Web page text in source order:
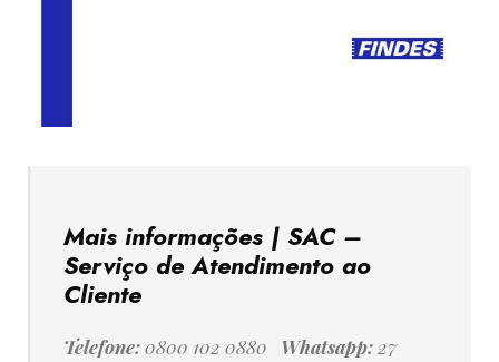
Mais informações | SAC –
Serviço de Atendimento ao
Cliente
Telefone:0800 102 0880 Whatsapp: 27